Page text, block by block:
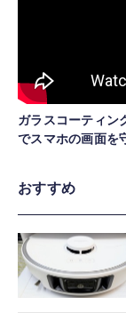
ガラスコーティン
でスマホの画面を
おすすめ